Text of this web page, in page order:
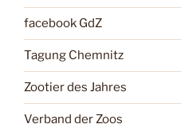
facebook GdZ
Tagung Chemnitz
Zootier des Jahres
Verband der Zoos